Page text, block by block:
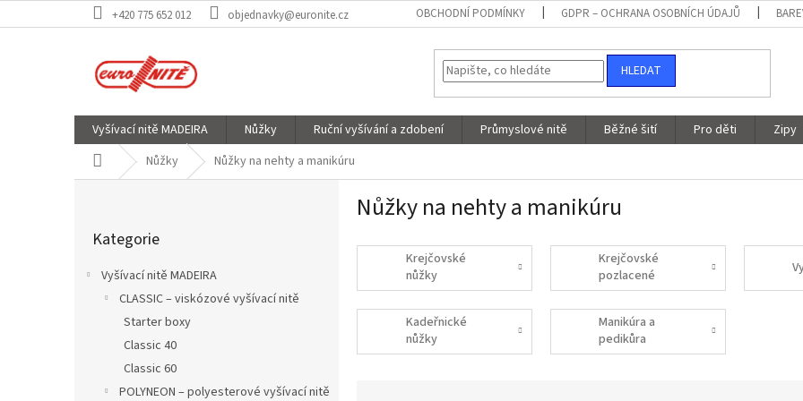
na
+420 775 652 012 objednavky@euronite.cz OBCHODNÍ PODMÍNKY GDPR – OCHRANA OSOBNÍCH ÚDAJŮ
HLEDAT
Vyšívací nitě MADEIRA Nůžky Ruční vyšívání a zdobení Průmyslové nitě Běžné šití Pro děti Zipy
Domů Nůžky Nůžky na nehty a manikúru
kategorie
Kategorie
Vyšívací nitě MADEIRA
CLASSIC – viskózové vyšívací nitě
Starter boxy
Classic 40
Classic 60
POLYNEON – polyesterové vyšívací nitě
Nůžky na nehty a manikúru
Krejčovské
nůžky
Krejčovské
pozlacené
nůžky
Kadeřnické
nůžky
Manikúra a
pedikůra